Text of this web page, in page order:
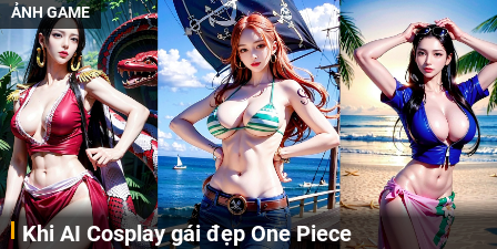
ẢNH GAME
Khi AI Cosplay gái đẹp One Piece